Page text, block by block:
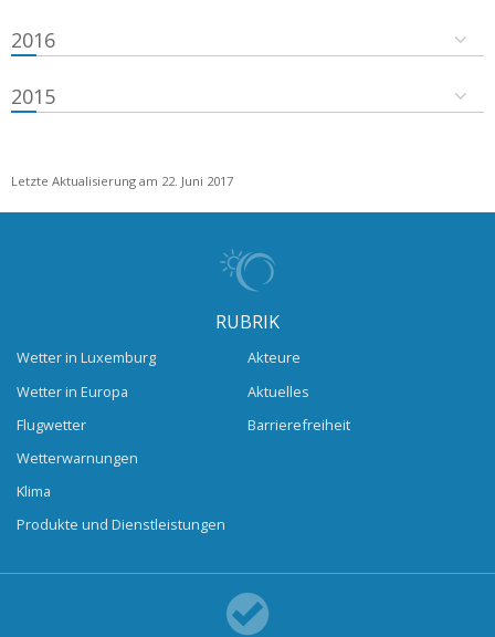
2016
2015
Letzte Aktualisierung am 22. Juni 2017
RUBRIK
Wetter in Luxemburg
Wetter in Europa
Flugwetter
Wetterwarnungen
Klima
Produkte und Dienstleistungen
Akteure
Aktuelles
Barrierefreiheit